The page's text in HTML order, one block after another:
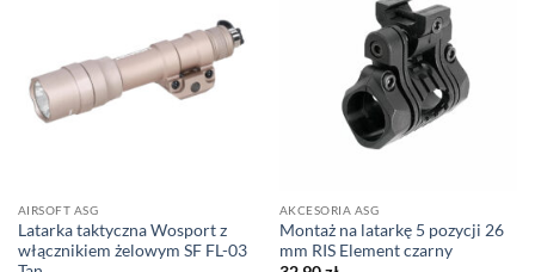
AIRSOFT ASG
Latarka taktyczna Wosport z
włącznikiem żelowym SF FL-03
AKCESORIA ASG
Montaż na latarkę 5 pozycji 26
mm RIS Element czarny